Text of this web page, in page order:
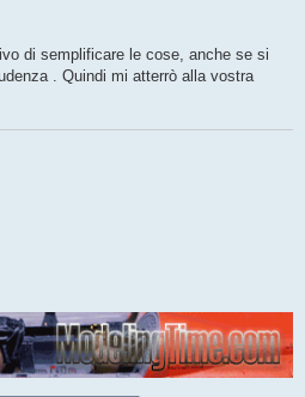
di semplificare le cose, anche se si
. Quindi mi atterrò alla vostra